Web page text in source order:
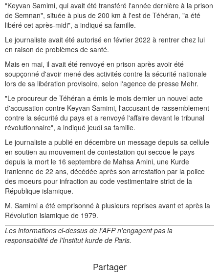
"Keyvan Samimi, qui avait été transféré l'année dernière à la prison
de Semnan", située à plus de 200 km à l'est de Téhéran, "a été
libéré cet après-midi", a indiqué sa famille.
Le journaliste avait été autorisé en février 2022 à rentrer chez lui
en raison de problèmes de santé.
Mais en mai, il avait été renvoyé en prison après avoir été
soupçonné d'avoir mené des activités contre la sécurité nationale
lors de sa libération provisoire, selon l'agence de presse Mehr.
"Le procureur de Téhéran a émis le mois dernier un nouvel acte
d'accusation contre Keyvan Samimi, l'accusant de rassemblement
contre la sécurité du pays et a renvoyé l'affaire devant le tribunal
révolutionnaire", a indiqué jeudi sa famille.
Le journaliste a publié en décembre un message depuis sa cellule
en soutien au mouvement de contestation qui secoue le pays
depuis la mort le 16 septembre de Mahsa Amini, une Kurde
iranienne de 22 ans, décédée après son arrestation par la police
des moeurs pour infraction au code vestimentaire strict de la
République islamique.
M. Samimi a été emprisonné à plusieurs reprises avant et après la
Révolution islamique de 1979.
Les informations ci-dessus de l'AFP n'engagent pas la
responsabilité de l'Institut kurde de Paris.
Partager